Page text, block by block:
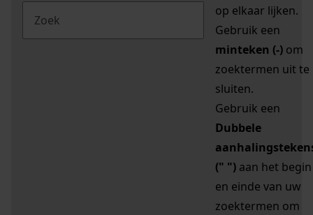
op elkaar lijken.
Gebruik een
minteken (-) om
zoektermen uit te
sluiten.
Gebruik een
Dubbele
(" ") aan het begin
en einde van uw
zoektermen om